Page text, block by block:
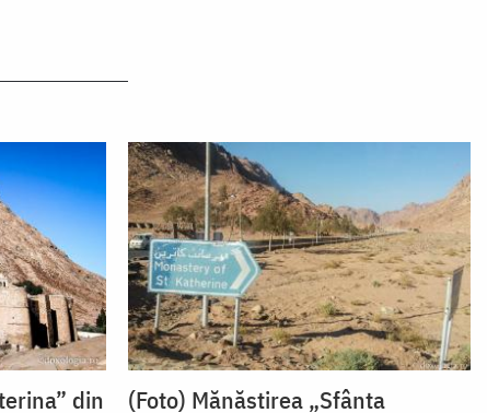
din
(Foto) Mănăstirea „Sfânta